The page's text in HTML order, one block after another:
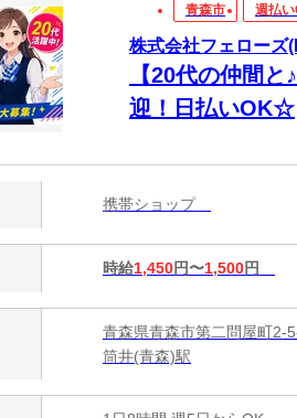
青森市 週払
株式会社フェローズ
【20代の仲間
迎！日払いOK☆
携帯ショップ
時給1,450円〜1,500円
青森県青森市第二問屋町2-
筒井(青森)駅